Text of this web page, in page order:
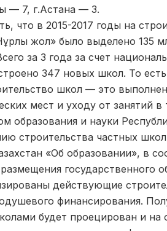
— 7, г.Астана — 3.
что в 2015-2017 годы на
жол» было выделено 135
за 3 года за счет
347 новых школ. То
школ — это
мест и уходу от занятий в
образования и науки
строительства частных
«Об образовании», в
государственного
действующие
финансирования.
будет проецирован и на